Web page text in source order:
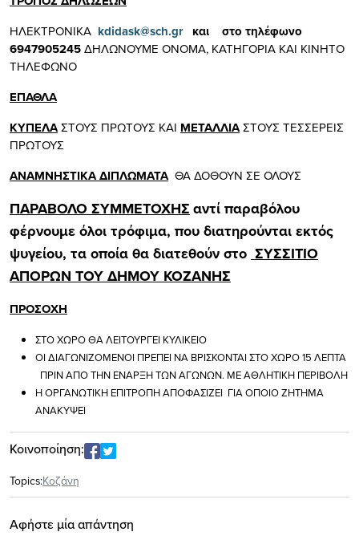
ΗΛΕΚΤΡΟΝΙΚΑ kdidask@sch.grκαι στο τηλέφωνο
6947905245ΔΗΛΩΝΟΥΜΕ ΟΝΟΜΑ, ΚΑΤΗΓΟΡΙΑ ΚΑΙ ΚΙΝΗΤΟ
ΤΗΛΕΦΩΝΟ
ΕΠΑΘΛΑ
ΚΥΠΕΛΑΣΤΟΥΣ ΠΡΩΤΟΥΣ ΚΑΙ ΜΕΤΑΛΛΙΑΣΤΟΥΣ ΤΕΣΣΕΡΕΙΣ
ΠΡΩΤΟΥΣ
ΑΝΑΜΝΗΣΤΙΚΑ ΔΙΠΛΩΜΑΤΑΘΑ ΔΟΘΟΥΝ ΣΕ ΟΛΟΥΣ
ΠΑΡΑΒΟΛΟ ΣΥΜΜΕΤΟΧΗΣαντί παραβόλου
φέρνουμε όλοι τρόφιμα, που διατηρούνται εκτός
ψυγείου, τα οποία θα διατεθούν στο ΣΥΣΣΙΤΙΟ
ΑΠΟΡΩΝ ΤΟΥ ΔΗΜΟΥ ΚΟΖΑΝΗΣ
ΠΡΟΣΟΧΗ
ΣΤΟ ΧΩΡΟ ΘΑ ΛΕΙΤΟΥΡΓΕΙ ΚΥΛΙΚΕΙΟ
ΟΙ ΔΙΑΓΩΝΙΖΟΜΕΝΟΙ ΠΡΕΠΕΙ ΝΑ ΒΡΙΣΚΟΝΤΑΙ ΣΤΟ ΧΩΡΟ 15 ΛΕΠΤΑ
ΠΡΙΝ ΑΠΟ ΤΗΝ ΕΝΑΡΞΗ ΤΩΝ ΑΓΩΝΩΝ. ΜΕ ΑΘΛΗΤΙΚΗ ΠΕΡΙΒΟΛΗ
Η ΟΡΓΑΝΩΤΙΚΗ ΕΠΙΤΡΟΠΗ ΑΠΟΦΑΣΙΖΕΙ ΓΙΑ ΟΠΟΙΟ ΖΗΤΗΜΑ
ΑΝΑΚΥΨΕΙ
Κοινοποίηση:
Topics:Κοζάνη
Αφήστε μία απάντηση